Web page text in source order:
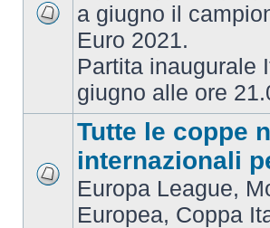
a giugno il
Euro 2021.
Partita inaugurale
giugno alle ore
Tutte le coppe
internazionali
Europa League,
Europea, Coppa